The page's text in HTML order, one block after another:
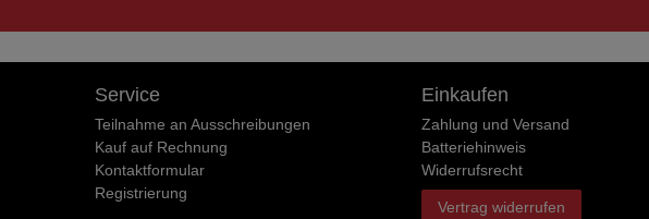
Service
Teilnahme an Ausschreibungen
Kauf auf Rechnung
Kontaktformular
Registrierung
Einkaufen
Zahlung und Versand
Batteriehinweis
Widerrufs­recht
Vertrag widerrufen